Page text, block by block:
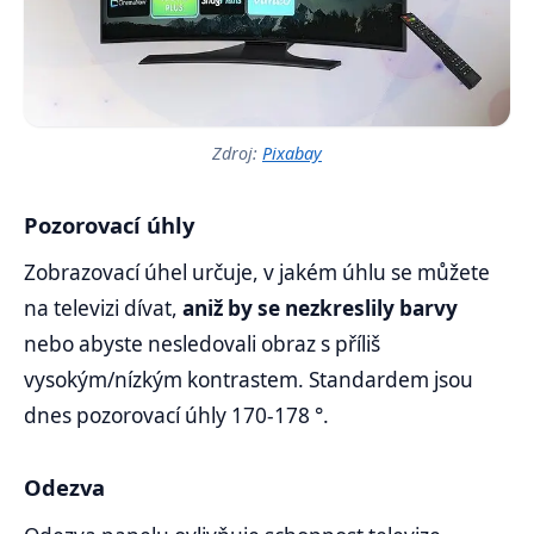
Zdroj: Pixabay
Pozorovací úhly
Zobrazovací úhel určuje, v jakém úhlu se můžete
na televizi dívat, aniž by se nezkreslily barvy
nebo abyste nesledovali obraz s příliš
vysokým/nízkým kontrastem. Standardem jsou
dnes pozorovací úhly 170-178 °.
Odezva